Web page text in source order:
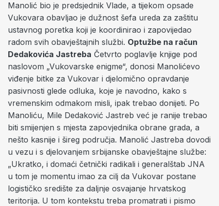
Manolić bio je predsjednik Vlade, a tijekom opsade
Vukovara obavljao je dužnost šefa ureda za zaštitu
ustavnog poretka koji je koordinirao i zapovijedao
radom svih obavještajnih službi. Optužbe na račun
Dedakovića Jastreba Četvrto poglavlje knjige pod
naslovom „Vukovarske enigme“, donosi Manolićevo
viđenje bitke za Vukovar i djelomično opravdanje
pasivnosti glede odluka, koje je navodno, kako s
vremenskim odmakom misli, ipak trebao donijeti. Po
Manoliću, Mile Dedaković Jastreb već je ranije trebao
biti smijenjen s mjesta zapovjednika obrane grada, a
nešto kasnije i šireg područja. Manolić Jastreba dovodi
u vezu i s djelovanjem srbijanske obavještajne službe:
„Ukratko, i domaći četnički radikali i generalštab JNA
u tom je momentu imao za cilj da Vukovar postane
logističko središte za daljnje osvajanje hrvatskog
teritorija. U tom kontekstu treba promatrati i pismo